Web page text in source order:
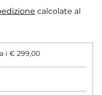
calcolate al
i € 299,00